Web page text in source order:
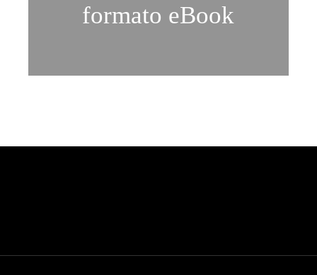
formato eBook